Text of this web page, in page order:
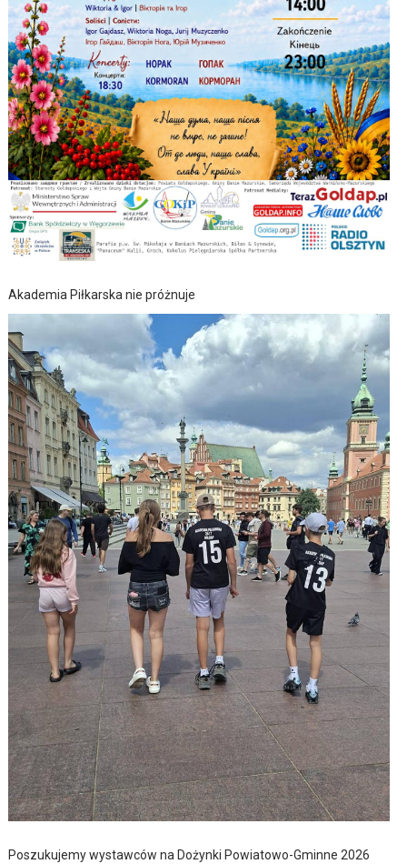
Akademia Piłkarska nie próżnuje
Poszukujemy wystawców na Dożynki Powiatowo-Gminne 2026